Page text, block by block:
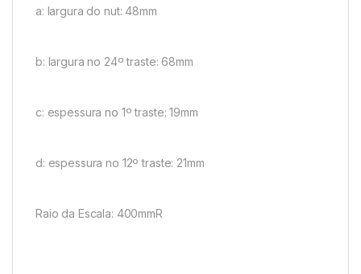
a: largura do nut: 48mm
b: largura no 24º traste: 68mm
c: espessura no 1º traste: 19mm
d: espessura no 12º traste: 21mm
Raio da Escala: 400mmR